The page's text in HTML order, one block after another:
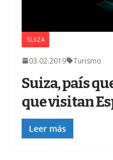
SUIZA
03.02.2019 Turismo
Suiza, país
que visitan
Leer más